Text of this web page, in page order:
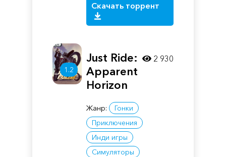
Скачать торрент
1.2
Just Ride:
Apparent
Horizon
Жанр:
Гонки
Приключения
Инди игры
Симуляторы
2 930